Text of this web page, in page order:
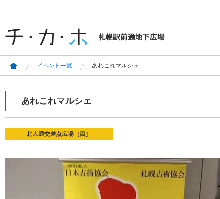
イベント一覧 あれこれマルシェ
あれこれマルシェ
北大通交差点広場［西］